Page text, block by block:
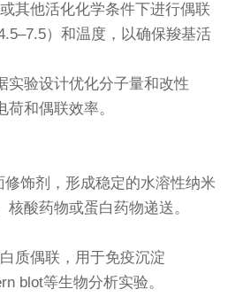
其他活化化学条件下进行偶联
）和温度，以确保羧基活
实验设计优化分子量和改性
和偶联效率。
饰剂，形成稳定的水溶性纳米
酸药物或蛋白药物递送。
质偶联，用于免疫沉淀
blot等生物分析实验。